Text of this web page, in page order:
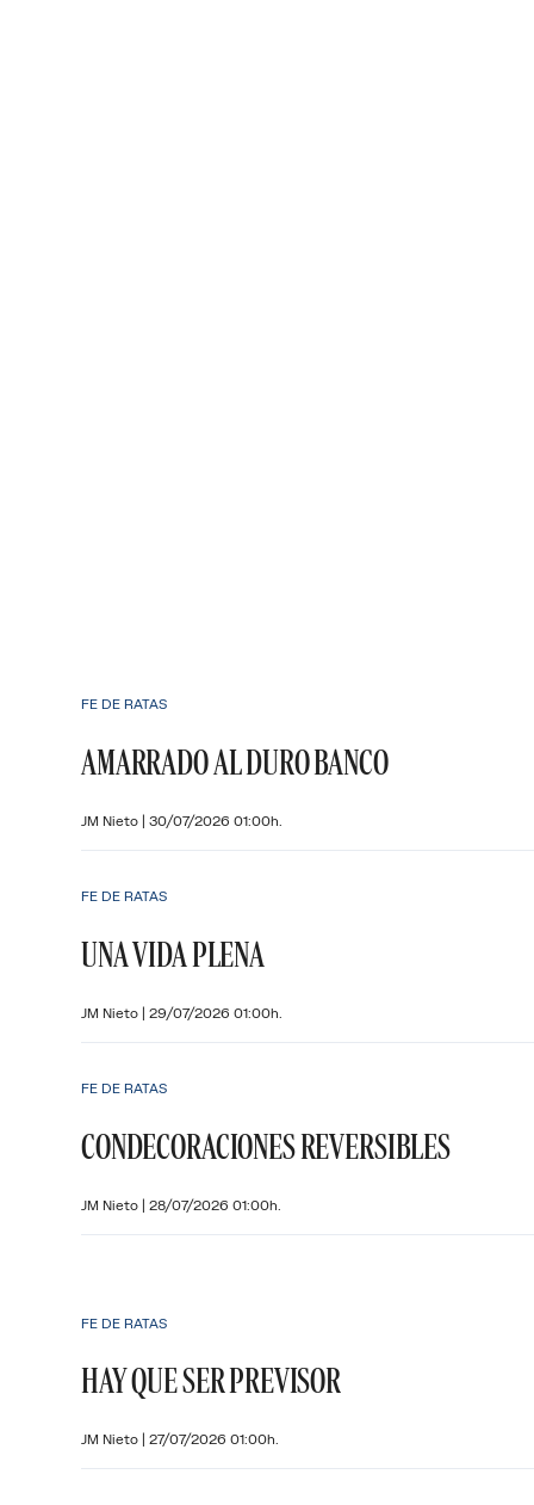
FE DE RATAS
AMARRADO AL DURO BANCO
JM Nieto | 30/07/2026 01:00h.
FE DE RATAS
UNA VIDA PLENA
JM Nieto | 29/07/2026 01:00h.
FE DE RATAS
CONDECORACIONES REVERSIBLES
JM Nieto | 28/07/2026 01:00h.
FE DE RATAS
HAY QUE SER PREVISOR
JM Nieto | 27/07/2026 01:00h.